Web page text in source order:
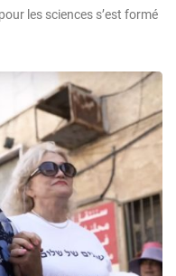
les sciences s’est formé